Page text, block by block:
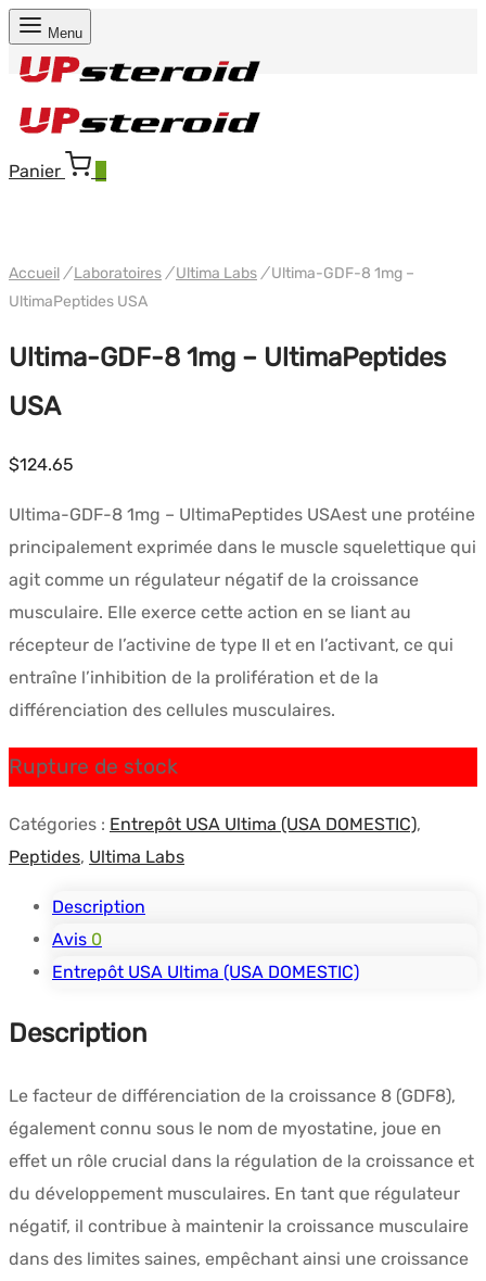
Menu
Panier
Accueil / Laboratoires / Ultima Labs /Ultima-GDF-8 1mg –
UltimaPeptides USA
Ultima-GDF-8 1mg – UltimaPeptides
USA
$124.65
Ultima-GDF-8 1mg – UltimaPeptides USAest une protéine
principalement exprimée dans le muscle squelettique qui
agit comme un régulateur négatif de la croissance
musculaire. Elle exerce cette action en se liant au
récepteur de l’activine de type II et en l’activant, ce qui
entraîne l’inhibition de la prolifération et de la
différenciation des cellules musculaires.
Rupture de stock
Catégories : Entrepôt USA Ultima (USA DOMESTIC),
Peptides, Ultima Labs
Description
Avis 0
Entrepôt USA Ultima (USA DOMESTIC)
Description
Le facteur de différenciation de la croissance 8 (GDF8),
également connu sous le nom de myostatine, joue en
effet un rôle crucial dans la régulation de la croissance et
du développement musculaires. En tant que régulateur
négatif, il contribue à maintenir la croissance musculaire
dans des limites saines, empêchant ainsi une croissance